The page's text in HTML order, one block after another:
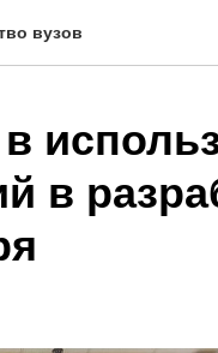
вузов
в